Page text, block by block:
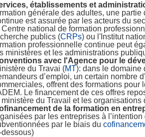
établissements et
générale des adultes, une
est assurée par les acteurs du
Centre national de formation
publics (CRPs) ou l'Institut
professionnelle continue peut
ministères et les administrations
avec l'Agence pour le
du Travai (MT): dans le domaine
d’emploi, un certain nombre
offrent des formations pour
Le financement de ces offres
ministère du Travail et les organisations
de la formation en
par les entreprises à
par le biais du
dessous)